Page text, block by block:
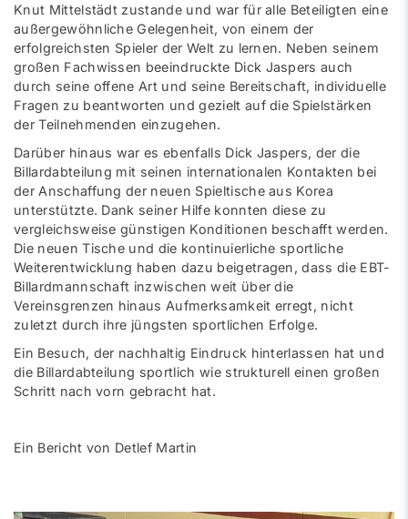
Knut Mittelstädt zustande und war für alle Beteiligten eine
außergewöhnliche Gelegenheit, von einem der
erfolgreichsten Spieler der Welt zu lernen. Neben seinem
großen Fachwissen beeindruckte Dick Jaspers auch
durch seine offene Art und seine Bereitschaft, individuelle
Fragen zu beantworten und gezielt auf die Spielstärken
der Teilnehmenden einzugehen.
Darüber hinaus war es ebenfalls Dick Jaspers, der die
Billardabteilung mit seinen internationalen Kontakten bei
der Anschaffung der neuen Spieltische aus Korea
unterstützte. Dank seiner Hilfe konnten diese zu
vergleichsweise günstigen Konditionen beschafft werden.
Die neuen Tische und die kontinuierliche sportliche
Weiterentwicklung haben dazu beigetragen, dass die EBT-
Billardmannschaft inzwischen weit über die
Vereinsgrenzen hinaus Aufmerksamkeit erregt, nicht
zuletzt durch ihre jüngsten sportlichen Erfolge.
Ein Besuch, der nachhaltig Eindruck hinterlassen hat und
die Billardabteilung sportlich wie strukturell einen großen
Schritt nach vorn gebracht hat.
Ein Bericht von Detlef Martin